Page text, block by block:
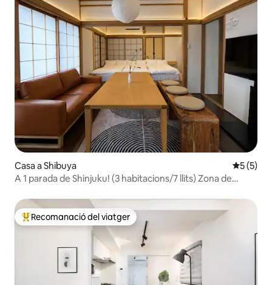
Casa a Shibuya 5 de
5 (5)
A 1 parada de Shinjuku! (3 habitacions/7 llits) Zona de
Principals recomanacions dels viatgers
Recomanació del viatger